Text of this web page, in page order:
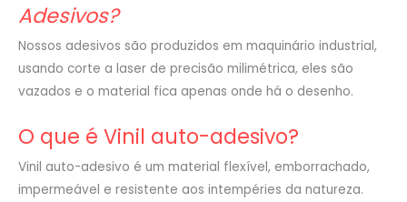
Adesivos?
Nossos adesivos são produzidos em maquinário industrial,
usando corte a laser de precisão milimétrica, eles são
vazados e o material fica apenas onde há o desenho.
O que é Vinil auto-adesivo?
Vinil auto-adesivo é um material flexível, emborrachado,
impermeável e resistente aos intempéries da natureza.